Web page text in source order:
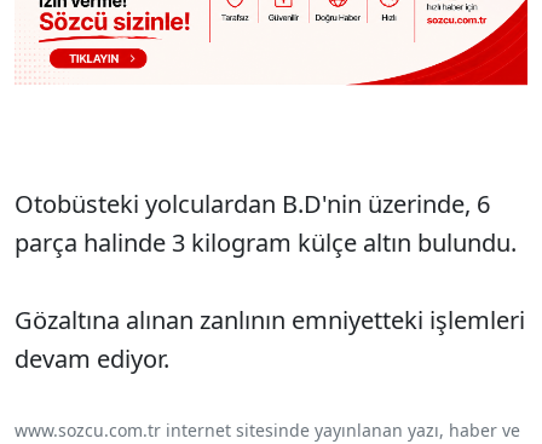
Otobüsteki yolculardan B.D'nin üzerinde, 6
parça halinde 3 kilogram külçe altın bulundu.
Gözaltına alınan zanlının emniyetteki işlemleri
devam ediyor.
www.sozcu.com.tr internet sitesinde yayınlanan yazı, haber ve